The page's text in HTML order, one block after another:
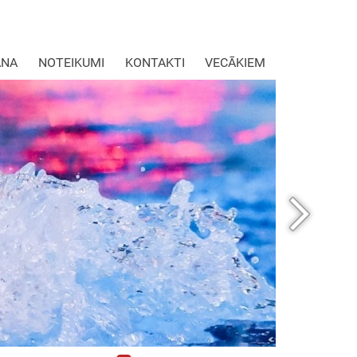
NOTEIKUMI KONTAKTI VECĀKIEM